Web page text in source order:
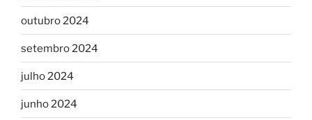
outubro 2024
setembro 2024
julho 2024
junho 2024